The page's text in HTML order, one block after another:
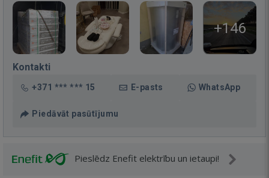
+146
Kontakti
+371 *** *** 15 E-pasts WhatsApp
Piedāvāt pasūtījumu
Pieslēdz Enefit elektrību un ietaupi!